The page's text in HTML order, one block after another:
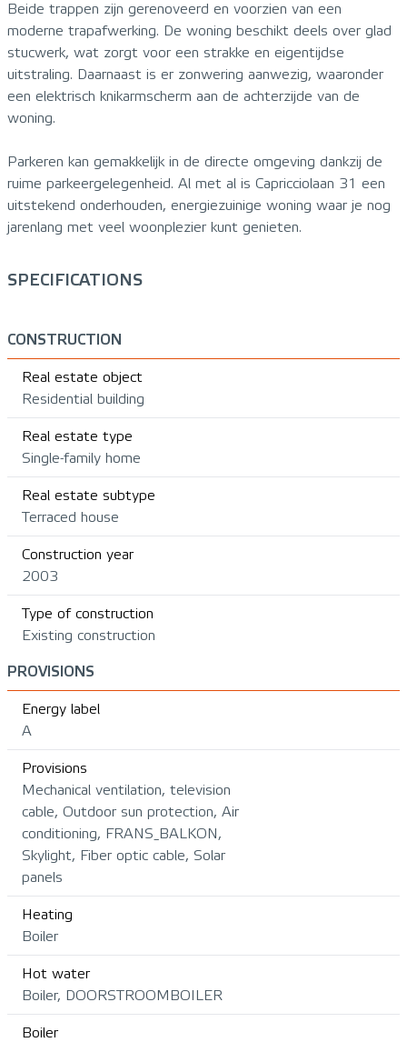
Beide trappen zijn gerenoveerd en voorzien van een
moderne trapafwerking. De woning beschikt deels over glad
stucwerk, wat zorgt voor een strakke en eigentijdse
uitstraling. Daarnaast is er zonwering aanwezig, waaronder
een elektrisch knikarmscherm aan de achterzijde van de
woning.
Parkeren kan gemakkelijk in de directe omgeving dankzij de
ruime parkeergelegenheid. Al met al is Capricciolaan 31 een
uitstekend onderhouden, energiezuinige woning waar je nog
jarenlang met veel woonplezier kunt genieten.
SPECIFICATIONS
CONSTRUCTION
Real estate object
Residential building
Real estate type
Single-family home
Real estate subtype
Terraced house
Construction year
2003
Type of construction
Existing construction
PROVISIONS
Energy label
A
Provisions
Mechanical ventilation, television
cable, Outdoor sun protection, Air
conditioning, FRANS_BALKON,
Skylight, Fiber optic cable, Solar
panels
Heating
Boiler
Hot water
Boiler, DOORSTROOMBOILER
Boiler